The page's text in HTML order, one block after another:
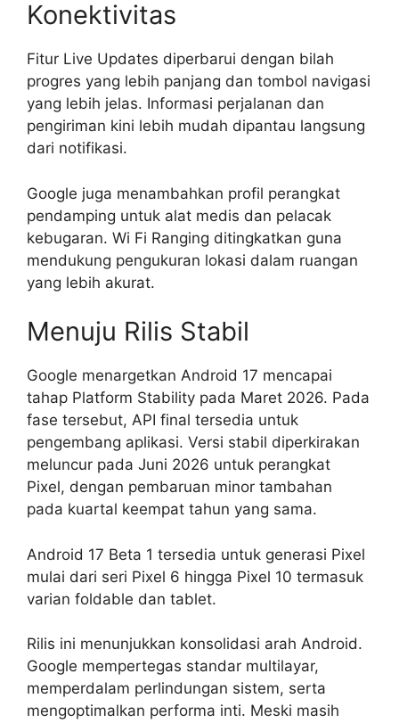
Konektivitas
Fitur Live Updates diperbarui dengan bilah
progres yang lebih panjang dan tombol navigasi
yang lebih jelas. Informasi perjalanan dan
pengiriman kini lebih mudah dipantau langsung
dari notifikasi.
Google juga menambahkan profil perangkat
pendamping untuk alat medis dan pelacak
kebugaran. Wi Fi Ranging ditingkatkan guna
mendukung pengukuran lokasi dalam ruangan
yang lebih akurat.
Menuju Rilis Stabil
Google menargetkan Android 17 mencapai
tahap Platform Stability pada Maret 2026. Pada
fase tersebut, API final tersedia untuk
pengembang aplikasi. Versi stabil diperkirakan
meluncur pada Juni 2026 untuk perangkat
Pixel, dengan pembaruan minor tambahan
pada kuartal keempat tahun yang sama.
Android 17 Beta 1 tersedia untuk generasi Pixel
mulai dari seri Pixel 6 hingga Pixel 10 termasuk
varian foldable dan tablet.
Rilis ini menunjukkan konsolidasi arah Android.
Google mempertegas standar multilayar,
memperdalam perlindungan sistem, serta
mengoptimalkan performa inti. Meski masih